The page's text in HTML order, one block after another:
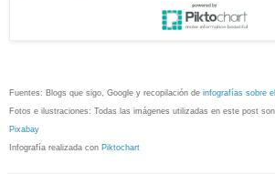
Fuentes: Blogs que sigo, Google y recopilación de infografías sobre
Fotos e ilustraciones: Todas las imágenes utilizadas en este post
Pixabay
Infografía realizada con Piktochart